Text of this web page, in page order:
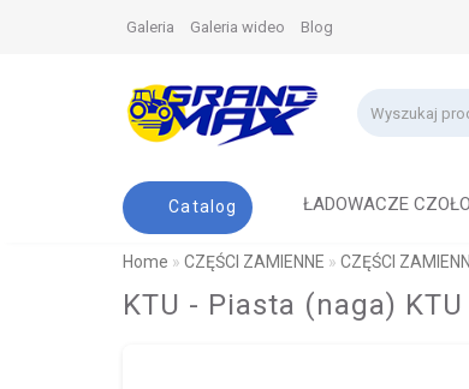
Galeria Galeria wideo Blog
Catalog ŁADOWACZE
Home CZĘŚCI ZAMIENNE CZĘŚCI
KTU - Piasta (naga) KTU